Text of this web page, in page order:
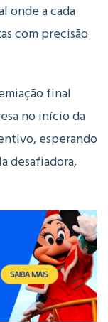
onde a cada
com precisão
final
no início da
esperando
desafiadora,